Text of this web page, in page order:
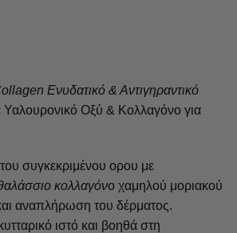
Ενυδατικό & Αντιγηραντικό
Υαλουρονικό Οξύ & Κολλαγόνο για
συγκεκριμένου ορου με
κολλαγόνο χαμηλού μοριακού
αναπλήρωση του δέρματος.
ιστό και βοηθά στη